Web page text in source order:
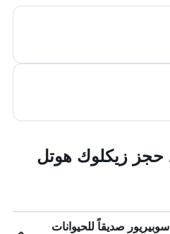
حجز زيكلوك هوتل
صديقاً للحيوانات